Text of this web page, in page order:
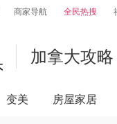
商家导航 全民热搜
加拿大攻略
变美 房屋家居